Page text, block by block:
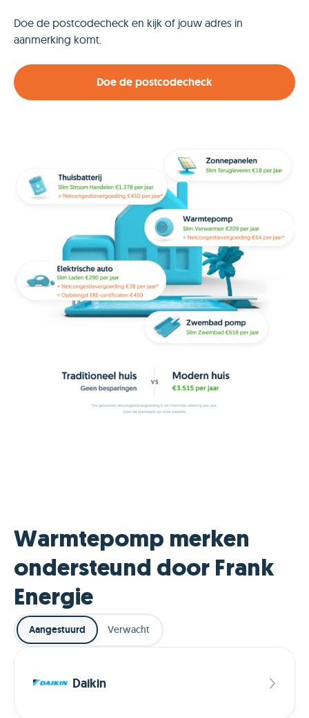
Doe de postcodecheck en kijk of jouw adres in
aanmerking komt.
Doe de postcodecheck
Warmtepomp merken
ondersteund door Frank
Energie
Aangestuurd Verwacht
Daikin